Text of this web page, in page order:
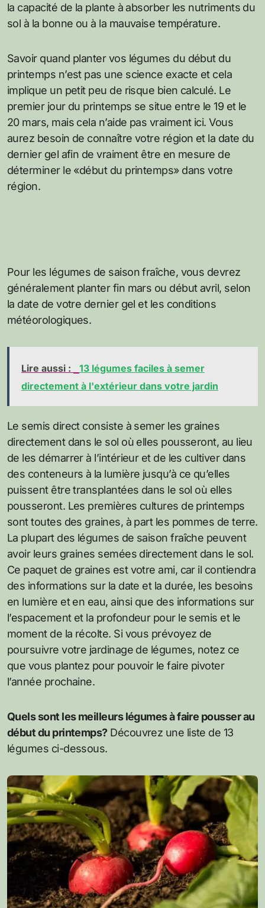
la capacité de la plante à absorber les nutriments du
sol à la bonne ou à la mauvaise température.
Savoir quand planter vos légumes du début du
printemps n’est pas une science exacte et cela
implique un petit peu de risque bien calculé. Le
premier jour du printemps se situe entre le 19 et le
20 mars, mais cela n’aide pas vraiment ici. Vous
aurez besoin de connaître votre région et la date du
dernier gel afin de vraiment être en mesure de
déterminer le «début du printemps» dans votre
région.
Pour les légumes de saison fraîche, vous devrez
généralement planter fin mars ou début avril, selon
la date de votre dernier gel et les conditions
météorologiques.
Lire aussi :
13 légumes faciles à semer
directement à l'extérieur dans votre jardin
Le semis direct consiste à semer les graines
directement dans le sol où elles pousseront, au lieu
de les démarrer à l’intérieur et de les cultiver dans
des conteneurs à la lumière jusqu’à ce qu’elles
puissent être transplantées dans le sol où elles
pousseront. Les premières cultures de printemps
sont toutes des graines, à part les pommes de terre.
La plupart des légumes de saison fraîche peuvent
avoir leurs graines semées directement dans le sol.
Ce paquet de graines est votre ami, car il contiendra
des informations sur la date et la durée, les besoins
en lumière et en eau, ainsi que des informations sur
l’espacement et la profondeur pour le semis et le
moment de la récolte. Si vous prévoyez de
poursuivre votre jardinage de légumes, notez ce
que vous plantez pour pouvoir le faire pivoter
l’année prochaine.
Quels sont les meilleurs légumes à faire pousser au
début du printemps?Découvrez une liste de 13
légumes ci-dessous.